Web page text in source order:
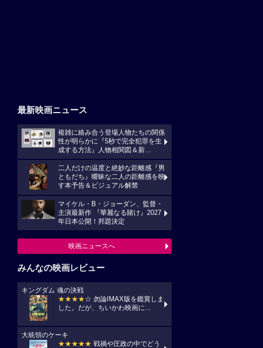
最新映画ニュース
複雑に絡み合う登場人物たちの関係
性が明らかに『5秒で完全犯罪を生
成する方法』人物相関図＆新...
二人だけの温度と絶妙な距離感『男
ともだち』曖昧な二人の距離感を映
す本予告＆ビジュアル解禁
マイケル・B・ジョーダン、監督・
主演最新作 『華麗なる賭け』2027
年日本公開！邦題決定
映画ニュースへ
みんなの映画レビュー
キングダム 魂の決戦
★★★★☆ 勿論IMAX版を鑑賞しま
した。だが、ちいかわ映画に...
大統領のケーキ
★★★★★ 戦禍や圧政の中でどう